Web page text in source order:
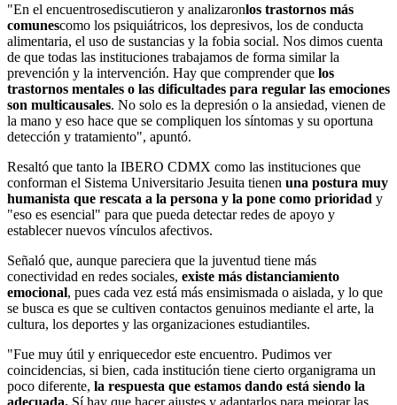
"En el encuentrosediscutieron y analizaronlos trastornos más
comunescomo los psiquiátricos, los depresivos, los de conducta
alimentaria, el uso de sustancias y la fobia social. Nos dimos cuenta
de que todas las instituciones trabajamos de forma similar la
prevención y la intervención. Hay que comprender que los
trastornos mentales o las dificultades para regular las emociones
son multicausales. No solo es la depresión o la ansiedad, vienen de
la mano y eso hace que se compliquen los síntomas y su oportuna
detección y tratamiento", apuntó.
Resaltó que tanto la IBERO CDMX como las instituciones que
conforman el Sistema Universitario Jesuita tienen una postura muy
humanista que rescata a la persona y la pone como prioridad y
"eso es esencial" para que pueda detectar redes de apoyo y
establecer nuevos vínculos afectivos.
Señaló que, aunque pareciera que la juventud tiene más
conectividad en redes sociales, existe más distanciamiento
emocional, pues cada vez está más ensimismada o aislada, y lo que
se busca es que se cultiven contactos genuinos mediante el arte, la
cultura, los deportes y las organizaciones estudiantiles.
"Fue muy útil y enriquecedor este encuentro. Pudimos ver
coincidencias, si bien, cada institución tiene cierto organigrama un
poco diferente, la respuesta que estamos dando está siendo la
adecuada. Sí hay que hacer ajustes y adaptarlos para mejorar las